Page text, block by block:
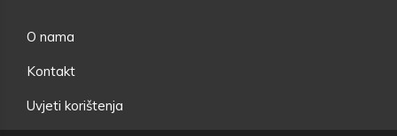
O nama
Kontakt
Uvjeti korištenja